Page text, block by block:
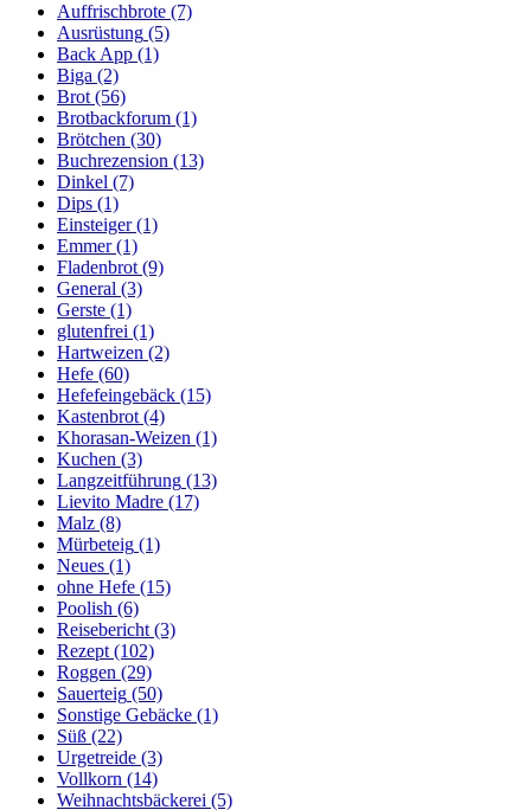
Auffrischbrote (7)
Ausrüstung (5)
Back App (1)
Biga (2)
Brot (56)
Brotbackforum (1)
Brötchen (30)
Buchrezension (13)
Dinkel (7)
Dips (1)
Einsteiger(1)
Emmer(1)
Fladenbrot (9)
General (3)
Gerste (1)
glutenfrei (1)
Hartweizen (2)
Hefe (60)
Hefefeingebäck (15)
Kastenbrot (4)
Khorasan-Weizen (1)
Kuchen (3)
Langzeitführung (13)
Lievito Madre (17)
Malz (8)
Mürbeteig (1)
Neues (1)
ohne Hefe (15)
Poolish (6)
Reisebericht (3)
Rezept (102)
Roggen (29)
Sauerteig (50)
Sonstige Gebäcke (1)
Süß (22)
Urgetreide (3)
Vollkorn (14)
Weihnachtsbäckerei (5)